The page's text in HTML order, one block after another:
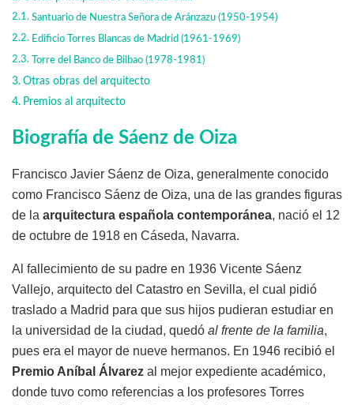
Santuario de Nuestra Señora de Aránzazu (1950-1954)
Edificio Torres Blancas de Madrid (1961-1969)
Torre del Banco de Bilbao (1978-1981)
Otras obras del arquitecto
Premios al arquitecto
Biografía de Sáenz de Oiza
Francisco Javier Sáenz de Oiza, generalmente conocido
como Francisco Sáenz de Oiza, una de las grandes figuras
de la arquitectura española contemporánea, nació el 12
de octubre de 1918 en Cáseda, Navarra.
Al fallecimiento de su padre en 1936 Vicente Sáenz
Vallejo, arquitecto del Catastro en Sevilla, el cual pidió
traslado a Madrid para que sus hijos pudieran estudiar en
la universidad de la ciudad, quedó al frente de la familia,
pues era el mayor de nueve hermanos. En 1946 recibió el
Premio Aníbal Álvarez al mejor expediente académico,
donde tuvo como referencias a los profesores Torres